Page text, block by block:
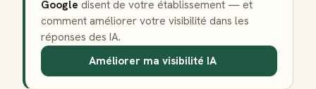
Google disent de votre établissement — et
comment améliorer votre visibilité dans les
réponses des IA.
Améliorer ma visibilité IA